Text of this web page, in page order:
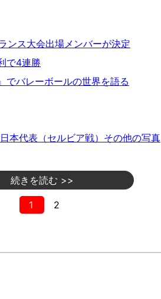
ス大会出場メンバーが決定
で4連勝
バレーボールの世界を語る
本代表（セルビア戦）その他の写真
続きを読む >>
1 2